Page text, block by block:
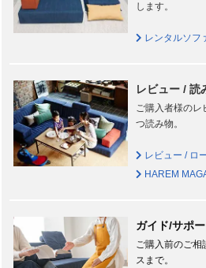
します。
レンタルソフ
レビュー / 読
ご購入者様のレ
つ読み物。
レビュー / ロ
HAREM
ガイド/サポー
ご購入前のご相
スまで。